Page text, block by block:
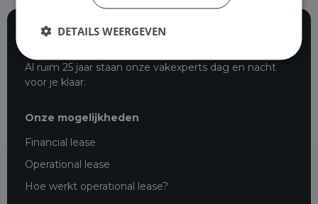
Al ruim 25 jaar staan onze vakexperts dag en nacht
voor je klaar.
Onze mogelijkheden
Financial lease
Operational lease
Hoe werkt operational lease?
DETAILS WEERGEVEN